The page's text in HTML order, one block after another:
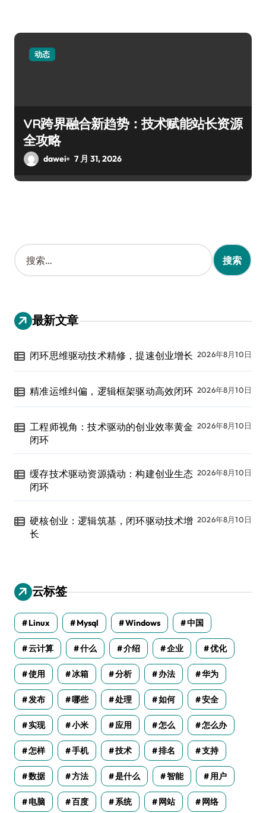
动态
VR跨界融合新趋势：技术赋能站长资源
全攻略
dawei 7 月 31, 2026
搜
索
：
最新文章
闭环思维驱动技术精修，提速创业增长 2026年8月10日
精准运维纠偏，逻辑框架驱动高效闭环 2026年8月10日
工程师视角：技术驱动的创业效率黄金
闭环
2026年8月10日
缓存技术驱动资源撬动：构建创业生态
闭环
2026年8月10日
硬核创业：逻辑筑基，闭环驱动技术增
长
2026年8月10日
云标签
Linux Mysql Windows 中国
云计算 什么 介绍 企业 优化
使用 冰箱 分析 办法 华为
发布 哪些 处理 如何 安全
实现 小米 应用 怎么 怎么办
怎样 手机 技术 排名 支持
数据 方法 是什么 智能 用户
电脑 百度 系统 网站 网络